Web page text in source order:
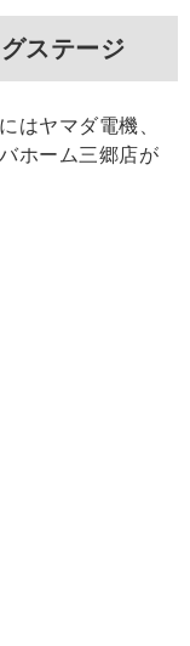
ステージ
はヤマダ電機、
ホーム三郷店が